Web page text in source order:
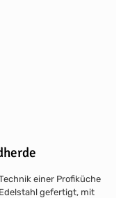
einer Profiküche
gefertigt, mit